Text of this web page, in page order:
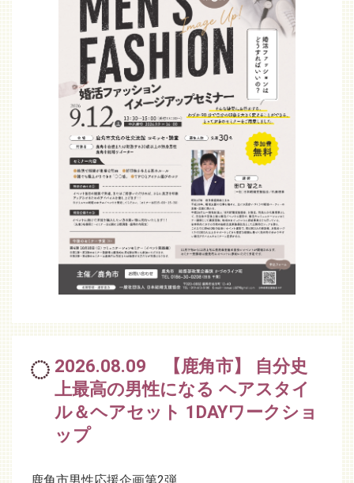
2026.08.09 【鹿角市】 自分史
上最高の男性になる ヘアスタイ
ル＆ヘアセット 1DAYワークショ
ップ
鹿角市男性応援企画第2弾